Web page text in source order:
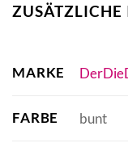
MARKE
FARBE bunt